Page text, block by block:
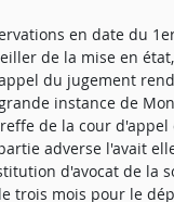
en date du
de la mise en
du jugement
instance de
de la cour d'appel
adverse l'avait
d'avocat de la
trois mois pour le